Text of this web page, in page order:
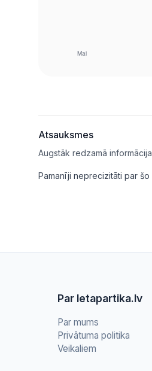
Atsauksmes
Augstāk redzamā
Pamanīji neprecizitāti par
Par letapartika.lv
Par mums
Privātuma politika
Veikaliem